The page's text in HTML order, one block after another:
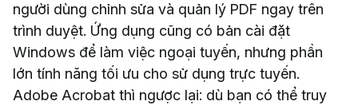
người dùng chỉnh sửa và quản lý PDF ngay trên
trình duyệt. Ứng dụng cũng có bản cài đặt
Windows để làm việc ngoại tuyến, nhưng phần
lớn tính năng tối ưu cho sử dụng trực tuyến.
Adobe Acrobat thì ngược lại: dù bạn có thể truy